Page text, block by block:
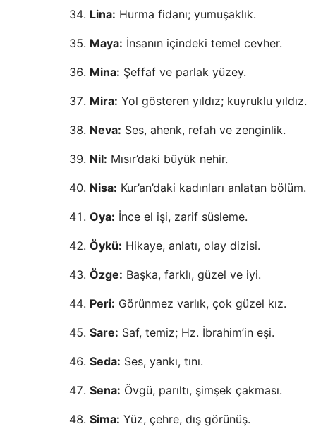
Lina: Hurma fidanı; yumuşaklık.
Maya: İnsanın içindeki temel cevher.
Mina: Şeffaf ve parlak yüzey.
Mira: Yol gösteren yıldız; kuyruklu yıldız.
Neva: Ses, ahenk, refah ve zenginlik.
Nil: Mısır’daki büyük nehir.
Nisa: Kur’an’daki kadınları anlatan bölüm.
Oya: İnce el işi, zarif süsleme.
Öykü: Hikaye, anlatı, olay dizisi.
Özge: Başka, farklı, güzel ve iyi.
Peri: Görünmez varlık, çok güzel kız.
Sare: Saf, temiz; Hz. İbrahim’in eşi.
Seda: Ses, yankı, tını.
Sena: Övgü, parıltı, şimşek çakması.
Sima: Yüz, çehre, dış görünüş.